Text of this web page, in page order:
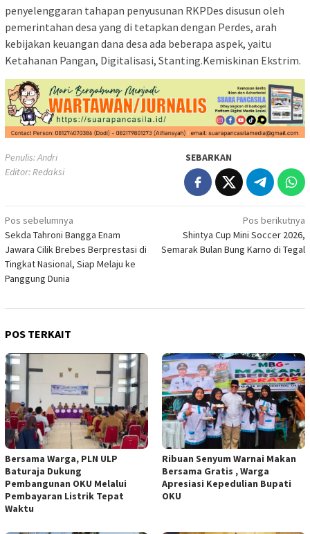
penyelenggaran tahapan penyusunan RKPDes disusun oleh
pemerintahan desa yang di tetapkan dengan Perdes, arah
kebijakan keuangan dana desa ada beberapa aspek, yaitu
Ketahanan Pangan, Digitalisasi, Stanting.Kemiskinan Ekstrim.
Penulis: Andri
Editor: Redaksi
SEBARKAN
Navigasi
pos
Pos sebelumnya
Sekda Tahroni Bangga Enam
Jawara Cilik Brebes Berprestasi di
Tingkat Nasional, Siap Melaju ke
Panggung Dunia
Pos berikutnya
Shintya Cup Mini Soccer 2026,
Semarak Bulan Bung Karno di Tegal
POS TERKAIT
Bersama Warga, PLN ULP
Baturaja Dukung
Pembangunan OKU Melalui
Pembayaran Listrik Tepat
Waktu
Ribuan Senyum Warnai Makan
Bersama Gratis , Warga
Apresiasi Kepedulian Bupati
OKU